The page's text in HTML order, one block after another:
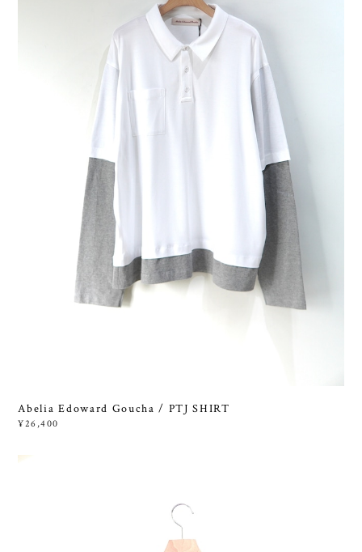
Abelia Edoward Goucha / PTJ SHIRT
¥26,400